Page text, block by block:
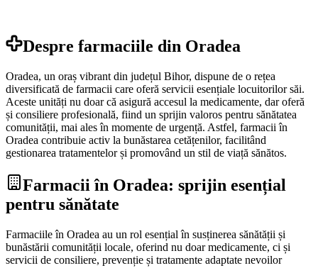
Despre farmaciile din Oradea
Oradea, un oraș vibrant din județul Bihor, dispune de o rețea
diversificată de farmacii care oferă servicii esențiale locuitorilor săi.
Aceste unități nu doar că asigură accesul la medicamente, dar oferă
și consiliere profesională, fiind un sprijin valoros pentru sănătatea
comunității, mai ales în momente de urgență. Astfel, farmacii în
Oradea contribuie activ la bunăstarea cetățenilor, facilitând
gestionarea tratamentelor și promovând un stil de viață sănătos.
Farmacii în Oradea: sprijin esențial
pentru sănătate
Farmaciile în Oradea au un rol esențial în susținerea sănătății și
bunăstării comunității locale, oferind nu doar medicamente, ci și
servicii de consiliere, prevenție și tratamente adaptate nevoilor